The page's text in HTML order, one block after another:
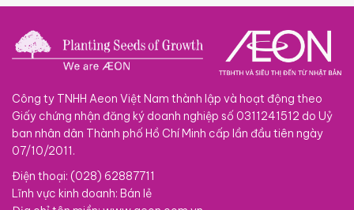
Công ty TNHH Aeon Việt Nam thành lập và hoạt động theo
Giấy chứng nhận đăng ký doanh nghiệp số 0311241512 do Uỷ
ban nhân dân Thành phố Hồ Chí Minh cấp lần đầu tiên ngày
07/10/2011.
Điện thoại: (028) 62887711
Lĩnh vực kinh doanh: Bán lẻ